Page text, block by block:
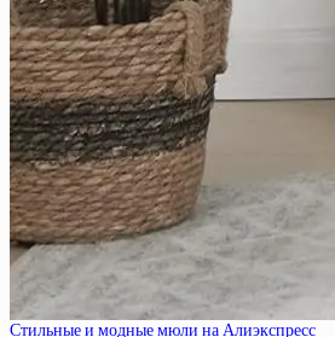
Стильные и модные мюли на Алиэкспресс